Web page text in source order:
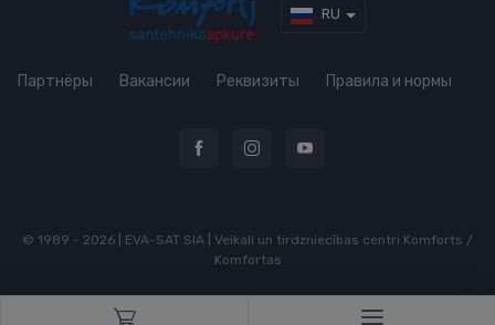
RU
Партнёры Вакансии Реквизиты Правила и нормы
© 1989 - 2026 | EVA-SAT SIA | Veikali un tirdzniecības centri Komforts /
Komfortas